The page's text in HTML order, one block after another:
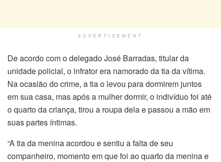
ADVERTISEMENT
De acordo com o delegado José Barradas, titular da
unidade policial, o infrator era namorado da tia da vítima.
Na ocasião do crime, a tia o levou para dormirem juntos
em sua casa, mas após a mulher dormir, o indivíduo foi até
o quarto da criança, tirou a roupa dela e passou a mão em
suas partes íntimas.
“A tia da menina acordou e sentiu a falta de seu
companheiro, momento em que foi ao quarto da menina e